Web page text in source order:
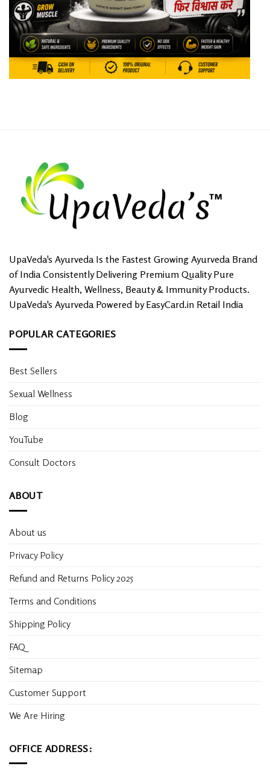
UpaVeda's Ayurveda Is the Fastest Growing Ayurveda Brand
of India Consistently Delivering Premium Quality Pure
Ayurvedic Health, Wellness, Beauty & Immunity Products.
UpaVeda's Ayurveda Powered by EasyCard.in Retail India
POPULAR CATEGORIES
Best Sellers
Sexual Wellness
Blog
YouTube
Consult Doctors
ABOUT
About us
Privacy Policy
Refund and Returns Policy 2025
Terms and Conditions
Shipping Policy
FAQ
Sitemap
Customer Support
We Are Hiring
OFFICE ADDRESS: